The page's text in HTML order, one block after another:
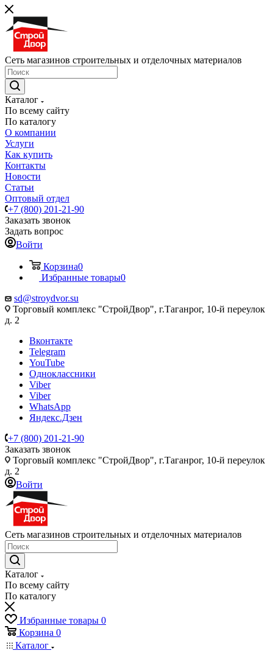
Сеть магазинов строительных и отделочных материалов
Каталог
По всему сайту
По каталогу
О компании
Услуги
Как купить
Контакты
Новости
Статьи
Оптовый отдел
+7 (800) 201-21-90
Заказать звонок
Задать вопрос
Войти
Корзина0
Избранные товары0
sd@stroydvor.su
Торговый комплекс "СтройДвор", г.Таганрог, 10-й переулок
д. 2
Вконтакте
Telegram
YouTube
Одноклассники
Viber
Viber
WhatsApp
Яндекс.Дзен
+7 (800) 201-21-90
Заказать звонок
Торговый комплекс "СтройДвор", г.Таганрог, 10-й переулок
д. 2
Войти
Сеть магазинов строительных и отделочных материалов
Каталог
По всему сайту
По каталогу
Избранные товары 0
Корзина 0
Каталог